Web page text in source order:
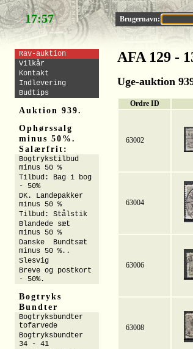
17:56 Brugernavn:
AFA 129 -
Uge-auktion
Ordre ID
63002
63004
63006
63008
Rav-auktion
Vilkår
Kontakt
Indlevering
Budtips
Auktion 939.
Ophørssalg
minus 50%.
Salærfrit:
Bogtrykstilbud
minus 50 %
Tilbud: Bag i bog
- 50%
DK. Landepakker
minus 50 %
Tilbud: Stålstik
Blandede sæt
minus 50 %
Danske Bundtsæt
minus 50 %..
Slesvig
Breve og postkort
- 50%.
Bogtryks
Bundter
Bogtryksbundter
tofarvede
Bogtryksbundter
34 - 41